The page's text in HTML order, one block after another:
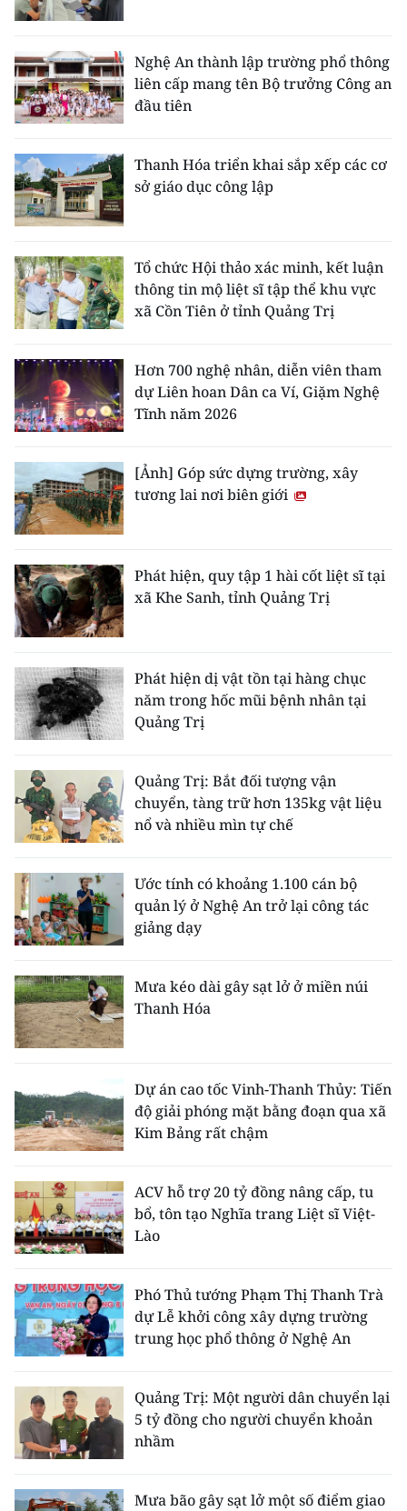
Nghệ An thành lập trường phổ thông
liên cấp mang tên Bộ trưởng Công an
đầu tiên
Thanh Hóa triển khai sắp xếp các cơ
sở giáo dục công lập
Tổ chức Hội thảo xác minh, kết luận
thông tin mộ liệt sĩ tập thể khu vực
xã Cồn Tiên ở tỉnh Quảng Trị
Hơn 700 nghệ nhân, diễn viên tham
dự Liên hoan Dân ca Ví, Giặm Nghệ
Tĩnh năm 2026
[Ảnh] Góp sức dựng trường, xây
tương lai nơi biên giới
Phát hiện, quy tập 1 hài cốt liệt sĩ tại
xã Khe Sanh, tỉnh Quảng Trị
Phát hiện dị vật tồn tại hàng chục
năm trong hốc mũi bệnh nhân tại
Quảng Trị
Quảng Trị: Bắt đối tượng vận
chuyển, tàng trữ hơn 135kg vật liệu
nổ và nhiều mìn tự chế
Ước tính có khoảng 1.100 cán bộ
quản lý ở Nghệ An trở lại công tác
giảng dạy
Mưa kéo dài gây sạt lở ở miền núi
Thanh Hóa
Dự án cao tốc Vinh-Thanh Thủy: Tiến
độ giải phóng mặt bằng đoạn qua xã
Kim Bảng rất chậm
ACV hỗ trợ 20 tỷ đồng nâng cấp, tu
bổ, tôn tạo Nghĩa trang Liệt sĩ Việt-
Lào
Phó Thủ tướng Phạm Thị Thanh Trà
dự Lễ khởi công xây dựng trường
trung học phổ thông ở Nghệ An
Quảng Trị: Một người dân chuyển lại
5 tỷ đồng cho người chuyển khoản
nhầm
Mưa bão gây sạt lở một số điểm giao